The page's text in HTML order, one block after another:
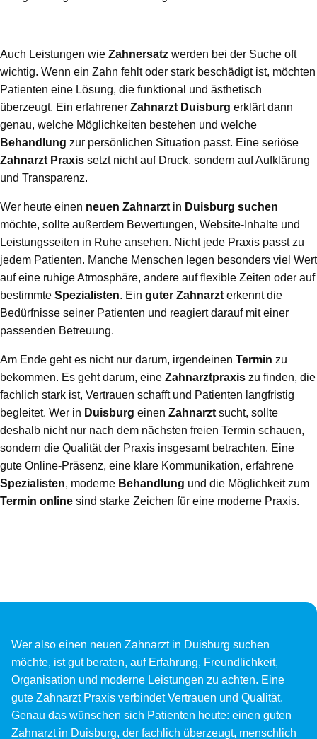
Auch Leistungen wie Zahnersatz werden bei der Suche oft
wichtig. Wenn ein Zahn fehlt oder stark beschädigt ist, möchten
Patienten eine Lösung, die funktional und ästhetisch
überzeugt. Ein erfahrener Zahnarzt Duisburg erklärt dann
genau, welche Möglichkeiten bestehen und welche
Behandlung zur persönlichen Situation passt. Eine seriöse
Zahnarzt Praxis setzt nicht auf Druck, sondern auf Aufklärung
und Transparenz.
Wer heute einen neuen Zahnarzt in Duisburg suchen
möchte, sollte außerdem Bewertungen, Website-Inhalte und
Leistungsseiten in Ruhe ansehen. Nicht jede Praxis passt zu
jedem Patienten. Manche Menschen legen besonders viel Wert
auf eine ruhige Atmosphäre, andere auf flexible Zeiten oder auf
bestimmte Spezialisten. Ein guter Zahnarzt erkennt die
Bedürfnisse seiner Patienten und reagiert darauf mit einer
passenden Betreuung.
Am Ende geht es nicht nur darum, irgendeinen Termin zu
bekommen. Es geht darum, eine Zahnarztpraxis zu finden, die
fachlich stark ist, Vertrauen schafft und Patienten langfristig
begleitet. Wer in Duisburg einen Zahnarzt sucht, sollte
deshalb nicht nur nach dem nächsten freien Termin schauen,
sondern die Qualität der Praxis insgesamt betrachten. Eine
gute Online-Präsenz, eine klare Kommunikation, erfahrene
Spezialisten, moderne Behandlung und die Möglichkeit zum
Termin online sind starke Zeichen für eine moderne Praxis.
Wer also einen neuen Zahnarzt in Duisburg suchen
möchte, ist gut beraten, auf Erfahrung, Freundlichkeit,
Organisation und moderne Leistungen zu achten. Eine
gute Zahnarzt Praxis verbindet Vertrauen und Qualität.
Genau das wünschen sich Patienten heute: einen guten
Zahnarzt in Duisburg, der fachlich überzeugt, menschlich